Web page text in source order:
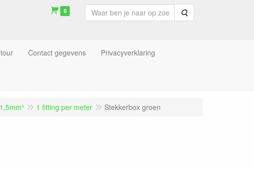
0 Zoeken
Contact gegevens Privacyverklaring
1 fitting per meter Stekkerbox groen